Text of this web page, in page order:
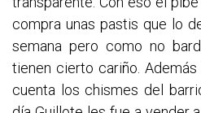
compra unas pastis que lo
semana pero como no
tienen cierto cariño.
cuenta los chismes del